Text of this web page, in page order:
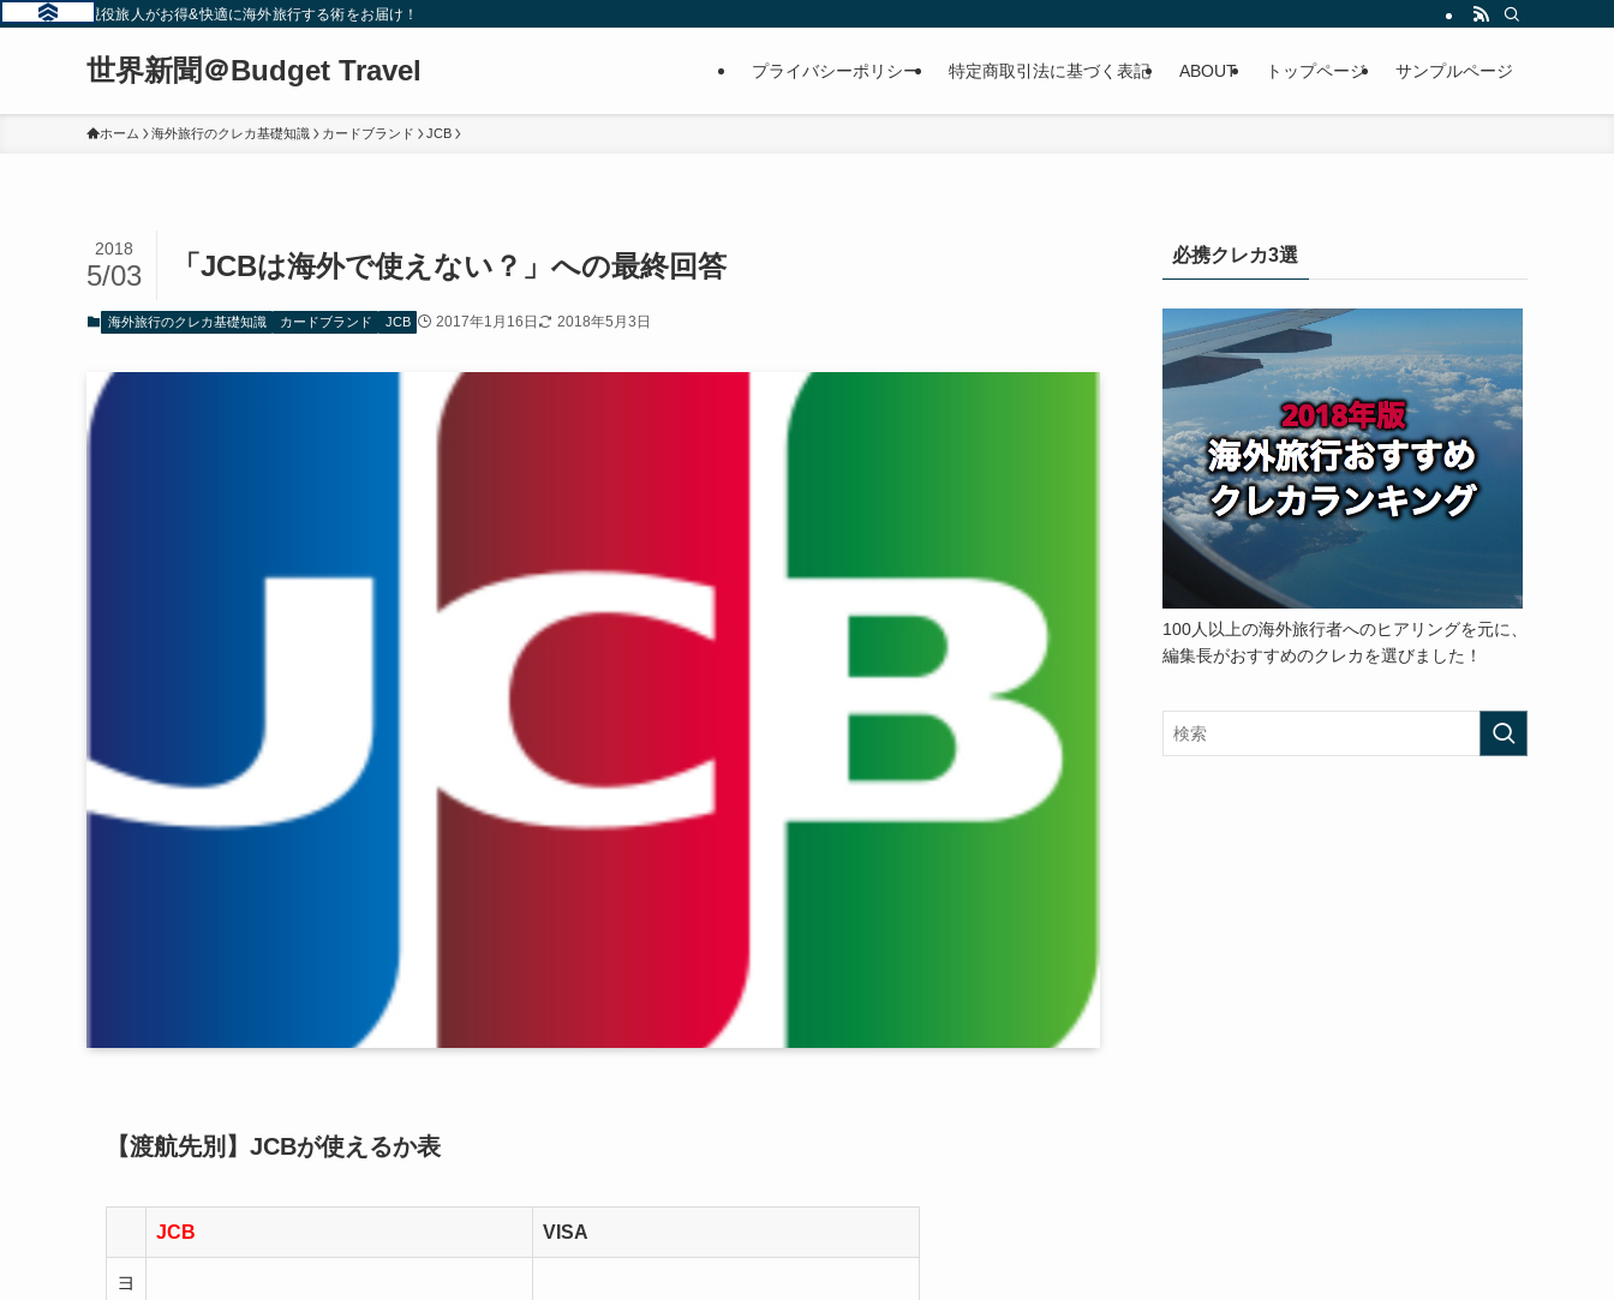
現役旅人がお得&快適に海外旅行する術をお届け！
世界新聞＠Budget Travel プライバシーポリシー 特定商取引法に基づく表記 ABOUT トップページ サンプルページ
ホーム 海外旅行のクレカ基礎知識 カードブランド JCB
「JCBは海外で使えない？」への最終回答
2018
5/03
海外旅行のクレカ基礎知識 カードブランド JCB 2017年1月16日 2018年5月3日
【渡航先別】JCBが使えるか表
JCB VISA
ヨ
必携クレカ3選
100人以上の海外旅行者へのヒアリングを元に、
編集長がおすすめのクレカを選びました！